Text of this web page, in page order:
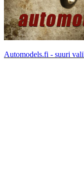
Automodels.fi - suuri